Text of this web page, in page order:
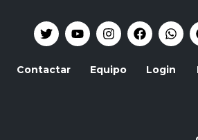
Contactar Equipo Login